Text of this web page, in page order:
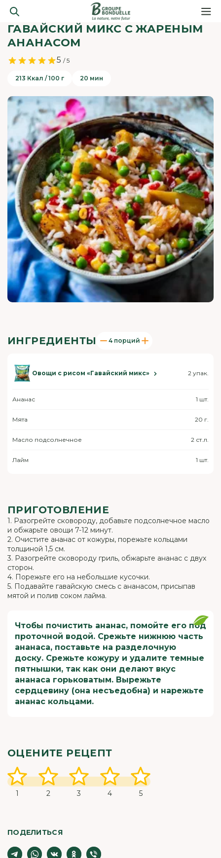
ГАВАЙСКИЙ МИКС С ЖАРЕНЫМ
АНАНАСОМ
5 / 5
213 Ккал / 100 г 20 мин
ИНГРЕДИЕНТЫ 4 порций
Овощи с рисом «Гавайский микс» 2 упак.
Ананас 1 шт.
Мята 20 г.
Масло подсолнечное 2 ст.л.
Лайм 1 шт.
ПРИГОТОВЛЕНИЕ
1. Разогрейте сковороду, добавьте подсолнечное масло
и обжарьте овощи 7-12 минут.
2. Очистите ананас от кожуры, порежьте кольцами
толщиной 1,5 см.
3. Разогрейте сковороду гриль, обжарьте ананас с двух
сторон.
4. Порежьте его на небольшие кусочки.
5. Подавайте гавайскую смесь с ананасом, присыпав
мятой и полив соком лайма.
Чтобы почистить ананас, помойте его под
проточной водой. Срежьте нижнюю часть
ананаса, поставьте на разделочную
доску. Срежьте кожуру и удалите темные
пятнышки, так как они делают вкус
ананаса горьковатым. Вырежьте
сердцевину (она несъедобна) и нарежьте
ананас кольцами.
ОЦЕНИТЕ РЕЦЕПТ
1 2 3 4 5
ПОДЕЛИТЬСЯ